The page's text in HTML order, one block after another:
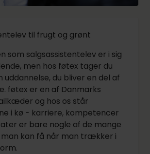
til frugt og grønt
som salgsassistentelev er i sig
men hos føtex tager du
uddannelse, du bliver en del af
føtex er en af Danmarks
og hos os står
i kø - karriere, kompetencer
er bare nogle af de mange
man kan få når man trækker i